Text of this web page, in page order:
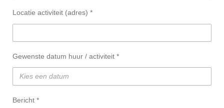
Locatie activiteit (adres) *
Gewenste datum huur / activiteit *
Bericht *